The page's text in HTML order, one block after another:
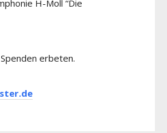
H-Moll “Die
erbeten.